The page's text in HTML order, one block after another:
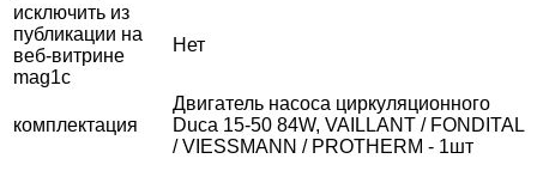
исключить из
публикации на
веб-витрине
mag1c
Нет
комплектация
Двигатель насоса циркуляционного
Duca 15-50 84W, VAILLANT / FONDITAL
/ VIESSMANN / PROTHERM - 1шт